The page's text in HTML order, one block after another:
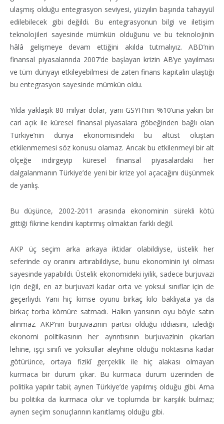
ulaşmış olduğu entegrasyon seviyesi, yüzyılın başında tahayyül
edilebilecek gibi değildi. Bu entegrasyonun bilgi ve iletişim
teknolojileri sayesinde mümkün olduğunu ve bu teknolojinin
hâlâ gelişmeye devam ettiğini akılda tutmalıyız. ABD’nin
finansal piyasalarında 2007’de başlayan krizin AB’ye yayılması
ve tüm dünyayı etkileyebilmesi de zaten finans kapitalin ulaştığı
bu entegrasyon sayesinde mümkün oldu.
Yılda yaklaşık 80 milyar dolar, yani GSYH’nın %10’una yakın bir
cari açık ile küresel finansal piyasalara göbeğinden bağlı olan
Türkiye’nin dünya ekonomisindeki bu altüst oluştan
etkilenmemesi söz konusu olamaz. Ancak bu etkilenmeyi bir alt
ölçeğe indirgeyip küresel finansal piyasalardaki her
dalgalanmanın Türkiye’de yeni bir krize yol açacağını düşünmek
de yanlış.
Bu düşünce, 2002-2011 arasında ekonominin sürekli kötü
gittiği fikrine kendini kaptırmış olmaktan farklı değil.
AKP üç seçim arka arkaya iktidar olabildiyse, üstelik her
seferinde oy oranını artırabildiyse, bunu ekonominin iyi olması
sayesinde yapabildi. Üstelik ekonomideki iyilik, sadece burjuvazi
için değil, en az burjuvazi kadar orta ve yoksul sınıflar için de
geçerliydi. Yani hiç kimse oyunu birkaç kilo bakliyata ya da
birkaç torba kömüre satmadı. Halkın yarısının oyu böyle satın
alınmaz. AKP’nin burjuvazinin partisi olduğu iddiasını, izlediği
ekonomi politikasının her ayrıntısının burjuvazinin çıkarları
lehine, işçi sınıfı ve yoksullar aleyhine olduğu noktasına kadar
götürünce, ortaya fizikî gerçeklik ile hiç alakası olmayan
kurmaca bir durum çıkar. Bu kurmaca durum üzerinden de
politika yapılır tabii; aynen Türkiye’de yapılmış olduğu gibi. Ama
bu politika da kurmaca olur ve toplumda bir karşılık bulmaz;
aynen seçim sonuçlarının kanıtlamış olduğu gibi.